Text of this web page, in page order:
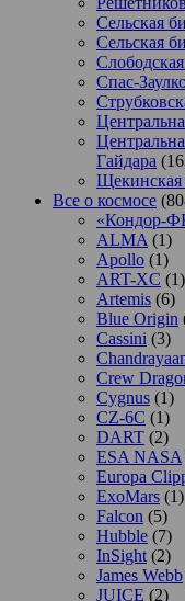
Сельская
Сельская
Спас-
Гайдара
Щекинская
Все о космосе
«Кондор-
ALMA (1)
Apollo (1)
ART-XC (1)
Artemis (6)
Blue Origin
Cassini (3)
Crew
Cygnus (1)
CZ-6C (1)
DART (2)
ESA NASA
Europa
ExoMars (1)
Falcon (5)
Hubble (7)
InSight (2)
James Webb
JUICE (2)